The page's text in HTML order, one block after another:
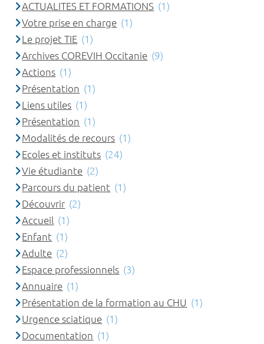
ACTUALITES ET FORMATIONS (1)
Votre prise en charge (1)
Le projet TIE (1)
Archives COREVIH Occitanie (9)
Actions (1)
Présentation (1)
Liens utiles (1)
Présentation (1)
Modalités de recours (1)
Ecoles et instituts (24)
Vie étudiante (2)
Parcours du patient (1)
Découvrir (2)
Accueil (1)
Enfant (1)
Adulte (2)
Espace professionnels (3)
Annuaire (1)
Présentation de la formation au CHU (1)
Urgence sciatique (1)
Documentation (1)